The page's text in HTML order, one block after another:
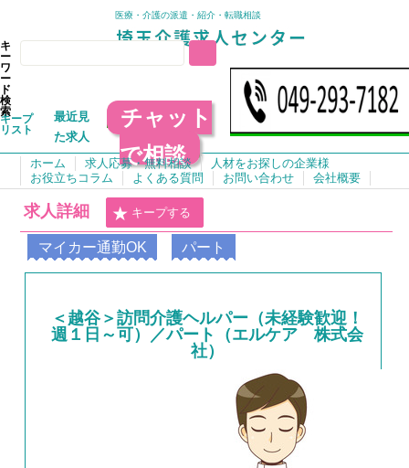
医療・介護の派遣・紹介・転職相談
キ
ー
ワ
ー
ド
検
索
キープ
リスト
最近見
た求人
チャット
で相談
ホーム 求人応募・無料相談
人材をお探しの企業様
お役立ちコラム
よくある質問 お問い合わせ 会社概要
求人詳細 キープする
マイカー通勤OK パート
＜越谷＞訪問介護ヘルパー（未経験歓迎！
週１日～可）／パート（エルケア 株式会
社）